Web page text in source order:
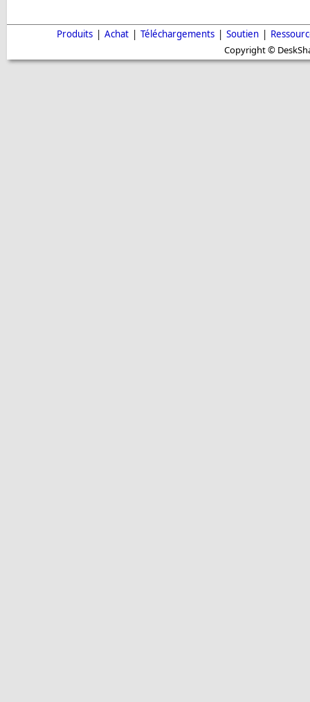
Produits | Achat | Téléchargements | Soutien |
Copyright ©